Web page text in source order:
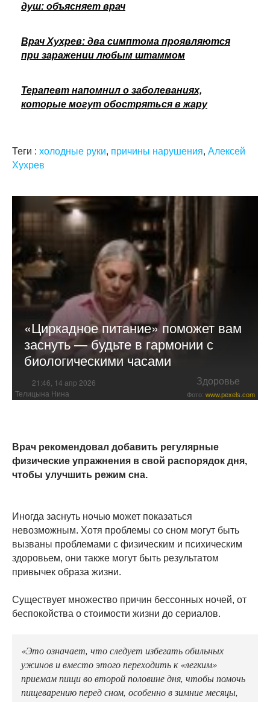
душ: объясняет врач
Врач Хухрев: два симптома проявляются
при заражении любым штаммом
Терапевт напомнил о заболеваниях,
которые могут обостряться в жару
Теги : холодные руки, причины нарушения, Алексей
Хухрев
«Циркадное питание» поможет вам
заснуть — будьте в гармонии с
биологическими часами
21:46, 14 апр 2026 Здоровье
Телицына Нина Фото: www.pexels.com
Врач рекомендовал добавить регулярные
физические упражнения в свой распорядок дня,
чтобы улучшить режим сна.
Иногда заснуть ночью может показаться
невозможным. Хотя проблемы со сном могут быть
вызваны проблемами с физическим и психическим
здоровьем, они также могут быть результатом
привычек образа жизни.
Существует множество причин бессонных ночей, от
беспокойства о стоимости жизни до сериалов.
«Это означает, что следует избегать обильных
ужинов и вместо этого переходить к «легким»
приемам пищи во второй половине дня, чтобы помочь
пищеварению перед сном, особенно в зимние месяцы,